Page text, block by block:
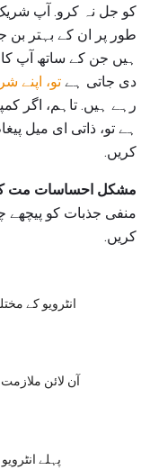
کو جل نہ کرو. آپ شریک
طور پر ان کے بہتر بن
ہیں جن کے ساتھ آپ
دی جاتی ہے تو، اپنے
رہے ہیں. تاہم، اگر
ہے تو، ذاتی ای میل
کریں.
مشکل احساسات مت
منفی جذبات کو پیچھے
کریں.
انٹرویو کے
آن لائن ملازمت
پہلے انٹرویو